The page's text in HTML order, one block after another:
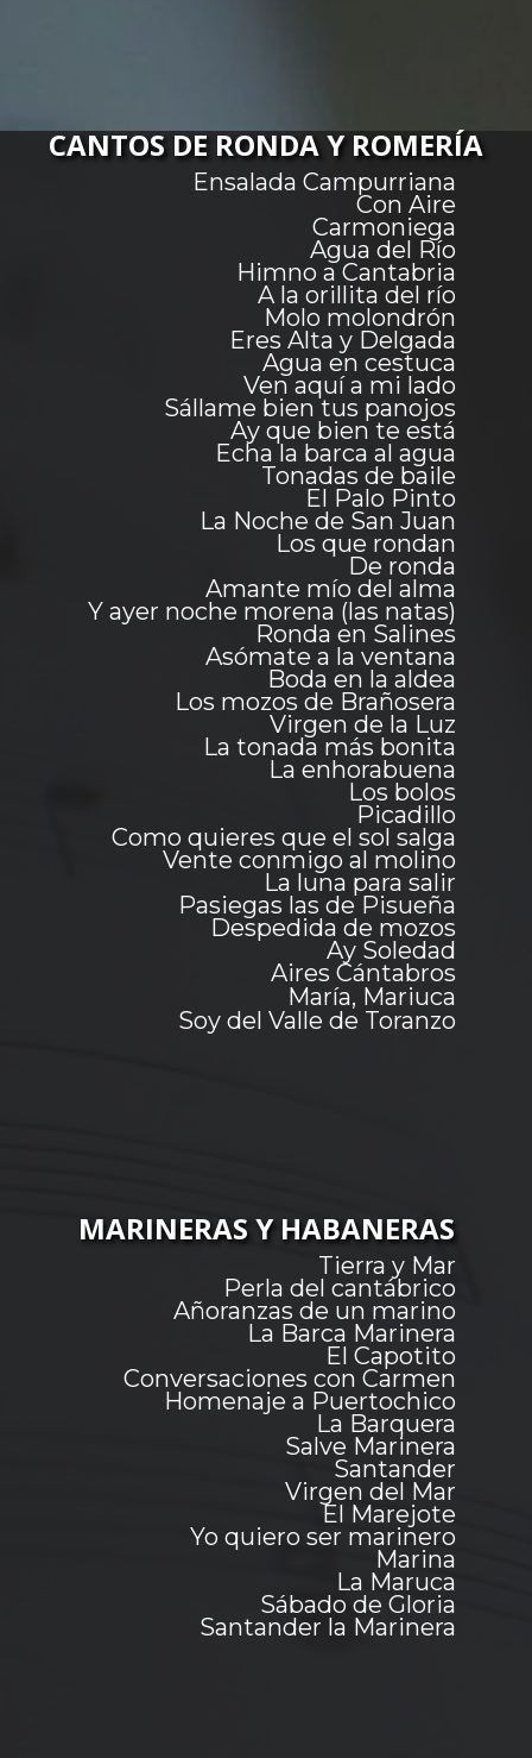
CANTOS DE RONDA Y ROMERÍA
Ensalada Campurriana
Con Aire
Carmoniega
Agua del Río
Himno a Cantabria
A la orillita del río
Molo molondrón
Eres Alta y Delgada
Agua en cestuca
Ven aquí a mi lado
Sállame bien tus panojos
Ay que bien te está
Echa la barca al agua
Tonadas de baile
El Palo Pinto
La Noche de San Juan
Los que rondan
De ronda
Amante mío del alma
Y ayer noche morena (las natas)
Ronda en Salines
Asómate a la ventana
Boda en la aldea
Los mozos de Brañosera
Virgen de la Luz
La tonada más bonita
La enhorabuena
Los bolos
Picadillo
Como quieres que el sol salga
Vente conmigo al molino
La luna para salir
Pasiegas las de Pisueña
Despedida de mozos
Ay Soledad
Aires Cántabros
María, Mariuca
Soy del Valle de Toranzo
MARINERAS Y HABANERAS
Tierra y Mar
Perla del cantábrico
Añoranzas de un marino
La Barca Marinera
El Capotito
Conversaciones con Carmen
Homenaje a Puertochico
La Barquera
Salve Marinera
Santander
Virgen del Mar
El Marejote
Yo quiero ser marinero
Marina
La Maruca
Sábado de Gloria
Santander la Marinera